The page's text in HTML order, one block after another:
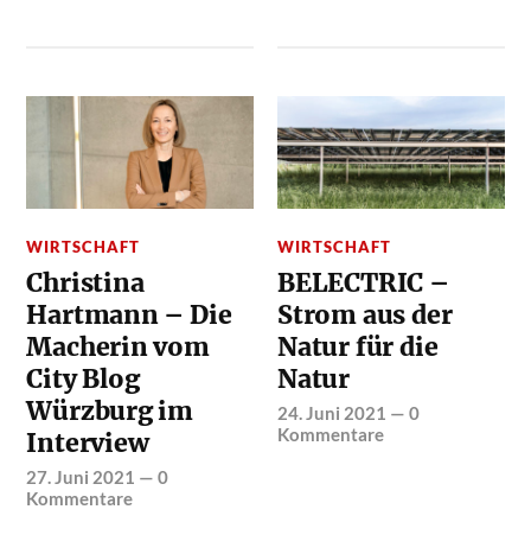
WIRTSCHAFT
Christina
Hartmann – Die
Macherin vom
City Blog
Würzburg im
Interview
27. Juni 2021 —0
Kommentare
WIRTSCHAFT
BELECTRIC –
Strom aus der
Natur für die
Natur
24. Juni 2021 —0
Kommentare